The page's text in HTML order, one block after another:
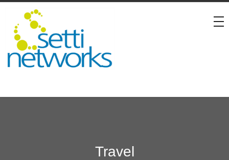
Travel